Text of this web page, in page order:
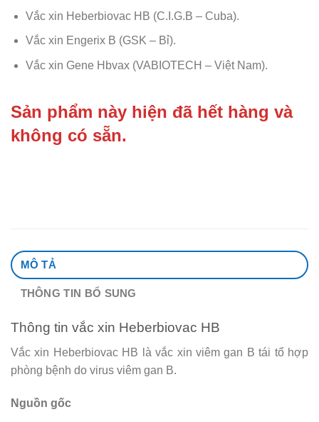
Vắc xin Heberbiovac HB (C.I.G.B – Cuba).
Vắc xin Engerix B (GSK – Bỉ).
Vắc xin Gene Hbvax (VABIOTECH – Việt Nam).
Sản phẩm này hiện đã hết hàng và
không có sẵn.
MÔ TẢ
THÔNG TIN BỔ SUNG
Thông tin vắc xin Heberbiovac HB
Vắc xin Heberbiovac HB là vắc xin viêm gan B tái tổ hợp
phòng bệnh do virus viêm gan B.
Nguồn gốc